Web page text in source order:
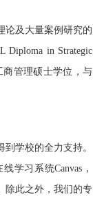
论及大量案例研究的
in Strategic
商管理硕士学位，与
学校的全力支持。
学习系统Canvas，
除此之外，我们的专